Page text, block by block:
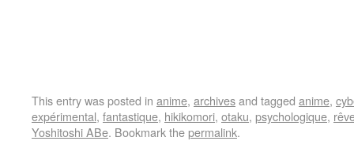
This entry was posted in anime, archivesand tagged anime,
expérimental, fantastique, hikikomori, otaku, psychologique,
Yoshitoshi ABe. Bookmark thepermalink.